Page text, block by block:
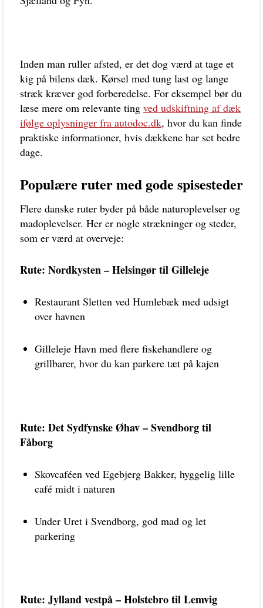
Inden man ruller afsted, er det dog værd at tage et
kig på bilens dæk. Kørsel med tung last og lange
stræk kræver god forberedelse. For eksempel bør du
læse mere om relevante ting ved udskiftning af dæk
ifølge oplysninger fra autodoc.dk, hvor du kan finde
praktiske informationer, hvis dækkene har set bedre
dage.
Populære ruter med gode spisesteder
Flere danske ruter byder på både naturoplevelser og
madoplevelser. Her er nogle strækninger og steder,
som er værd at overveje:
Rute: Nordkysten – Helsingør til Gilleleje
Restaurant Sletten ved Humlebæk med udsigt
over havnen
Gilleleje Havn med flere fiskehandlere og
grillbarer, hvor du kan parkere tæt på kajen
Rute: Det Sydfynske Øhav – Svendborg til
Fåborg
Skovcaféen ved Egebjerg Bakker, hyggelig lille
café midt i naturen
Under Uret i Svendborg, god mad og let
parkering
Rute: Jylland vestpå – Holstebro til Lemvig